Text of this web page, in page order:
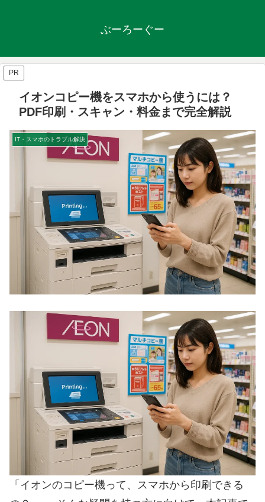
ぶーろーぐー
PR
イオンコピー機をスマホから使うには？
PDF印刷・スキャン・料金まで完全解説
IT・スマホのトラブル解決
「イオンのコピー機って、スマホから印刷できる